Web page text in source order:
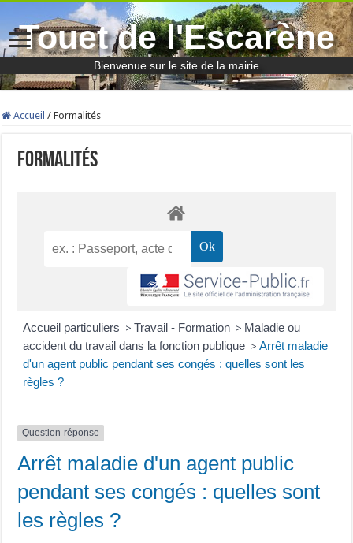
Touet de l'Escarène
Bienvenue sur le site de la mairie
Accueil / Formalités
Formalités
Accueil particuliers > Travail - Formation > Maladie ou
accident du travail dans la fonction publique > Arrêt maladie
d'un agent public pendant ses congés : quelles sont les
règles ?
Question-réponse
Arrêt maladie d'un agent public
pendant ses congés : quelles sont
les règles ?